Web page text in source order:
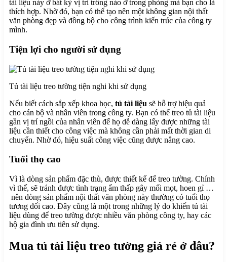
tài liệu này ở bất kỳ vị trí trống nào ở trong phòng mà bạn cho là
thích hợp. Nhờ đó, bạn có thể tạo nên một không gian nội thất
văn phòng đẹp và đồng bộ cho công trình kiến trúc của công ty
mình.
Tiện lợi cho người sử dụng
Tủ tài liệu treo tường tiện nghi khi sử dụng
Nếu biết cách sắp xếp khoa học, tủ tài liệu sẽ hỗ trợ hiệu quả
cho cán bộ và nhân viên trong công ty. Bạn có thể treo tủ tài liệu
gần vị trí ngồi của nhân viên để họ dễ dàng lấy được những tài
liệu cần thiết cho công việc mà không cần phải mất thời gian di
chuyển. Nhờ đó, hiệu suất công việc cũng được nâng cao.
Tuổi thọ cao
Vì là dòng sản phẩm đặc thù, được thiết kế để treo tường. Chính
vì thế, sẽ tránh được tình trạng ẩm thấp gây mối mọt, hoen gỉ …
nên dòng sản phẩm nội thất văn phòng này thường có tuổi thọ
tương đối cao. Đây cũng là một trong những lý do khiến tủ tài
liệu dùng để treo tường được nhiều văn phòng công ty, hay các
hộ gia đình ưu tiên sử dụng.
Mua tủ tài liệu treo tường giá rẻ ở đâu?